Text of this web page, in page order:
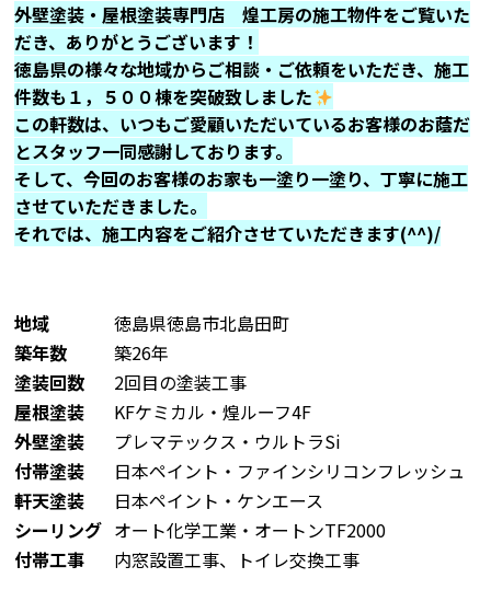
外壁塗装・屋根塗装専門店 煌工房の施工物件をご覧いた
だき、ありがとうございます！
徳島県の様々な地域からご相談・ご依頼をいただき、施工
件数も１，５００棟を突破致しました
この軒数は、いつもご愛顧いただいているお客様のお蔭だ
とスタッフ一同感謝しております。
そして、今回のお客様のお家も一塗り一塗り、丁寧に施工
させていただきました。
それでは、施工内容をご紹介させていただきます(^^)/
地域
徳島県徳島市北島田町
築年数
築26年
塗装回数
2回目の塗装工事
屋根塗装
KFケミカル・煌ルーフ4F
外壁塗装
プレマテックス・ウルトラSi
付帯塗装
日本ペイント・ファインシリコンフレッシュ
軒天塗装
日本ペイント・ケンエース
シーリング オート化学工業・オートンTF2000
付帯工事
内窓設置工事、トイレ交換工事